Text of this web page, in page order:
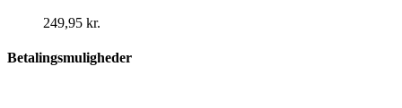
249,95 kr.
Betalingsmuligheder